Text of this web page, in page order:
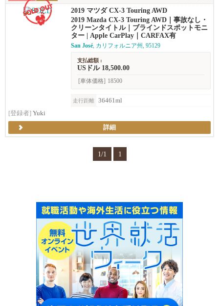
2019 マツダ CX-3 Touring AWD
2019 Mazda CX-3 Touring AWD｜事故なし・
クリーンタイトル｜ブラインドスポットモニ
ター | Apple CarPlay｜CARFAX有
San José, カリフォルニア州, 95129
支払総額 :
USドル 18,500.00
[車体価格] 18500
走行距離
36461ml
[登録者] Yuki
詳細
1/1 1